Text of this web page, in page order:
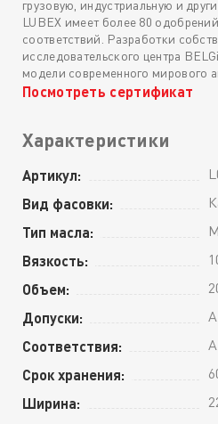
грузовую, индустриальную и
LUBEX имеет более 80
соответствий. Разработки
исследовательского центра
модели современного мирового
Посмотреть сертификат
Характеристики
Артикул:
Вид фасовки:
Тип масла:
Вязкость:
Объем:
Допуски:
Соответствия:
Срок хранения:
Ширина: